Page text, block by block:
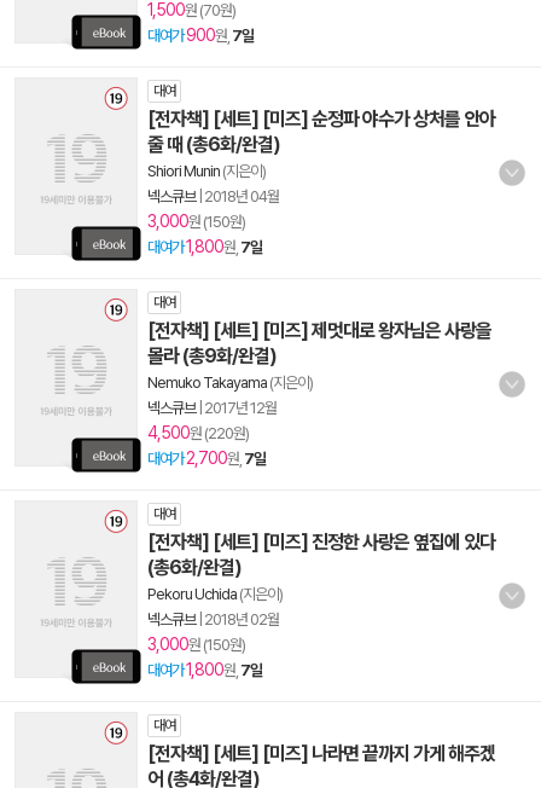
1,500원 (70원)
대여가900원, 7일
대여
[전자책] [세트] [미즈] 순정파 야수가 상처를 안아
줄 때 (총6화/완결)
Shiori Munin (지은이)
넥스큐브| 2018년 04월
3,000원 (150원)
대여가1,800원, 7일
대여
[전자책] [세트] [미즈] 제멋대로 왕자님은 사랑을
몰라 (총9화/완결)
Nemuko Takayama (지은이)
넥스큐브| 2017년 12월
4,500원 (220원)
대여가 2,700원, 7일
대여
[전자책] [세트] [미즈] 진정한 사랑은 옆집에 있다
(총6화/완결)
Pekoru Uchida (지은이)
넥스큐브| 2018년 02월
3,000원 (150원)
대여가1,800원, 7일
대여
[전자책] [세트] [미즈] 나라면 끝까지 가게 해주겠
어 (총4화/완결)